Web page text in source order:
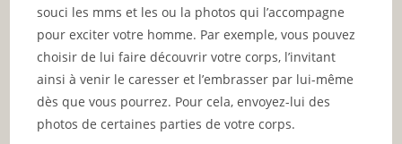
souci les mms et les ou la photos qui l’accompagne
pour exciter votre homme. Par exemple, vous pouvez
choisir de lui faire découvrir votre corps, l’invitant
ainsi à venir le caresser et l’embrasser par lui-même
dès que vous pourrez. Pour cela, envoyez-lui des
photos de certaines parties de votre corps.